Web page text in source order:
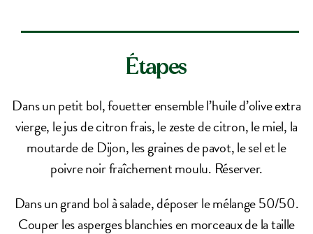
Étapes
Dans un petit bol, fouetter ensemble l’huile d’olive extra
vierge, le jus de citron frais, le zeste de citron, le miel, la
moutarde de Dijon, les graines de pavot, le sel et le
poivre noir fraîchement moulu. Réserver.
Dans un grand bol à salade, déposer le mélange 50/50.
Couper les asperges blanchies en morceaux de la taille